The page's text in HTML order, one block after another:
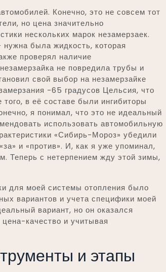
Конечно, это не совсем тот
но цена значительно
нескольких марок незамерзаек.
была жидкость, которая
проверял наличие
не повредила трубы и
свой выбор на незамерзайке
-65 градусов Цельсия, что
в её составе были ингибиторы
я понимал, что это не идеальный
использовать автомобильную
«Сибирь-Мороз» убедили
и «против». И, как я уже упоминал,
Теперь с нетерпением жду этой зимы,
для моей системы отопления было
вариантов и учета специфики моей
вариант, но он оказался
качество и учитывая
и этапы